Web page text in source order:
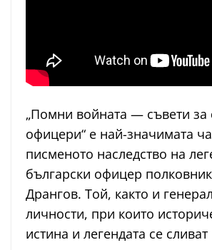
„Помни войната — съвети за
офицери“ е най-значимата
писменото наследство на
български офицер
Дрангов. Той, както и
личности, при които
истина и легендата се